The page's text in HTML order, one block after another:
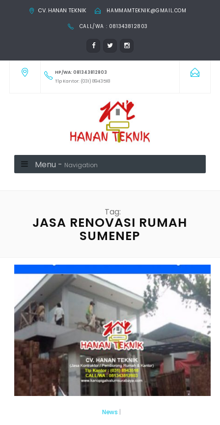
CV. HANAN TEKNIK HAMMAMTEKNIK@GMAIL.COM
CALL/WA : 081343812803
HP/WA: 081343812803
Tlp Kantor: (031) 8943518
Menu - Navigation
Tag:
JASA RENOVASI RUMAH
SUMENEP
News |